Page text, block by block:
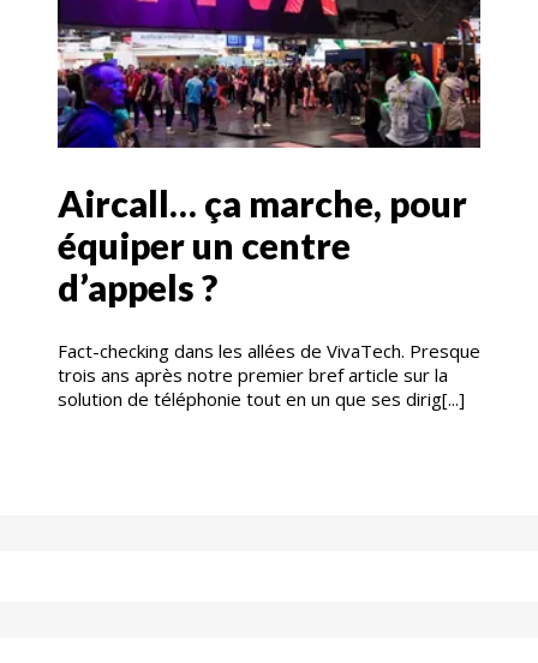
Aircall… ça marche, pour
équiper un centre
d’appels ?
Fact-checking dans les allées de VivaTech. Presque
trois ans après notre premier bref article sur la
solution de téléphonie tout en un que ses dirig[...]